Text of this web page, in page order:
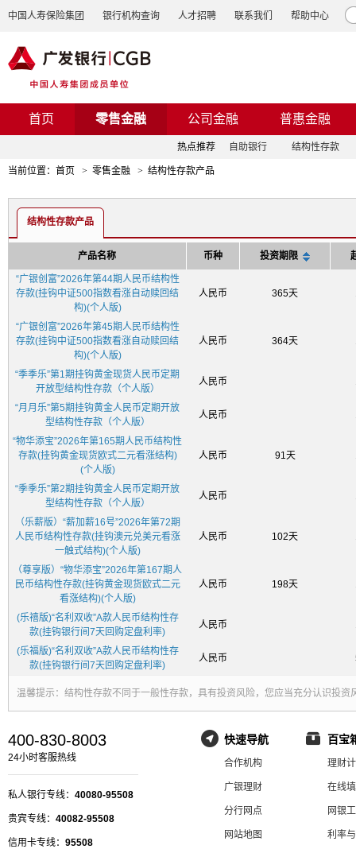
中国人寿保险集团 银行机构查询 人才招聘 联系我们 帮助中心
首页 零售金融 公司金融 普惠金融
热点推荐 自助银行 结构性存款
当前位置： 首页 > 零售金融 > 结构性存款产品
结构性存款产品
产品名称 币种 投资期限
“广银创富”2026年第44期人民币结构性
存款(挂钩中证500指数看涨自动赎回结
构)(个人版)
人民币 365天
“广银创富”2026年第45期人民币结构性
存款(挂钩中证500指数看涨自动赎回结
构)(个人版)
人民币 364天
“季季乐”第1期挂钩黄金现货人民币定期
开放型结构性存款（个人版）
人民币
“月月乐”第5期挂钩黄金人民币定期开放
型结构性存款（个人版）
人民币
“物华添宝”2026年第165期人民币结构性
存款(挂钩黄金现货欧式二元看涨结构)
(个人版)
人民币 91天
“季季乐”第2期挂钩黄金人民币定期开放
型结构性存款（个人版）
人民币
（乐薪版）“薪加薪16号”2026年第72期
人民币结构性存款(挂钩澳元兑美元看涨
一触式结构)(个人版)
人民币 102天
（尊享版）“物华添宝”2026年第167期人
民币结构性存款(挂钩黄金现货欧式二元
看涨结构)(个人版)
人民币 198天
(乐禧版)“名利双收”A款人民币结构性存
款(挂钩银行间7天回购定盘利率)
人民币
(乐福版)“名利双收”A款人民币结构性存
款(挂钩银行间7天回购定盘利率)
人民币
温馨提示： 结构性存款不同于一般性存款，具有投资风险，您应当充分认识投
400-830-8003
24小时客服热线
私人银行专线： 40080-95508
贵宾专线： 40082-95508
信用卡专线： 95508
快速导航
合作机构
广银理财
分行网点
网站地图
百宝
理财
在线
网银
利率